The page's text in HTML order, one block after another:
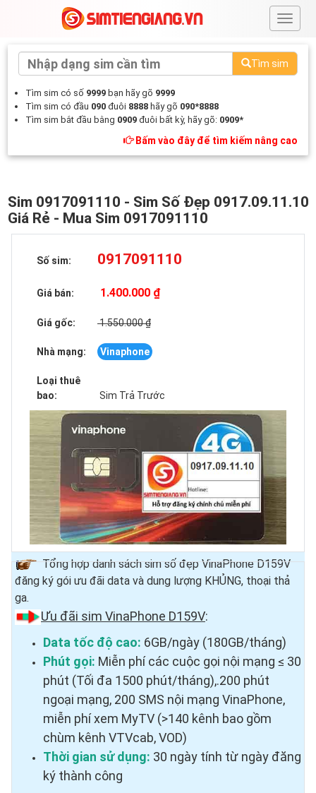
#
Tìm sim
Tìm sim có số 9999 bạn hãy gõ 9999
Tìm sim có đầu 090 đuôi 8888 hãy gõ 090*8888
Tìm sim bắt đầu bằng 0909 đuôi bất kỳ, hãy gõ: 0909*
Bấm vào đây để tìm kiếm nâng cao
Sim 0917091110 - Sim Số Đẹp 0917.09.11.10
Giá Rẻ - Mua Sim 0917091110
Số sim: 0917091110
Giá bán: 1.400.000 ₫
Giá gốc: 1.550.000 ₫
Nhà mạng: Vinaphone
Loại thuê
bao:
Sim Trả Trước
Tổng hợp danh sách sim số đẹp VinaPhone D159V
đăng ký gói ưu đãi data và dung lượng KHỦNG, thoại thả
ga.
Ưu đãi sim VinaPhone D159V:
Data tốc độ cao: 6GB/ngày (180GB/tháng)
Phút gọi: Miễn phí các cuộc gọi nội mạng ≤ 30
phút (Tối đa 1500 phút/tháng),.200 phút
ngoại mạng, 200 SMS nội mạng VinaPhone,
miễn phí xem MyTV (>140 kênh bao gồm
chùm kênh VTVcab, VOD)
Thời gian sử dụng: 30 ngày tính từ ngày đăng
ký thành công